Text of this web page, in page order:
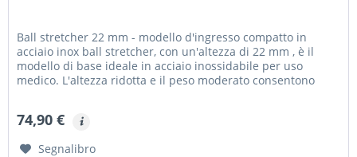
Ball stretcher 22 mm - modello d'ingresso compatto in
acciaio inox ball stretcher, con un'altezza di 22 mm , è il
modello di base ideale in acciaio inossidabile per uso
medico. L'altezza ridotta e il peso moderato consentono
74,90 €
Segnalibro